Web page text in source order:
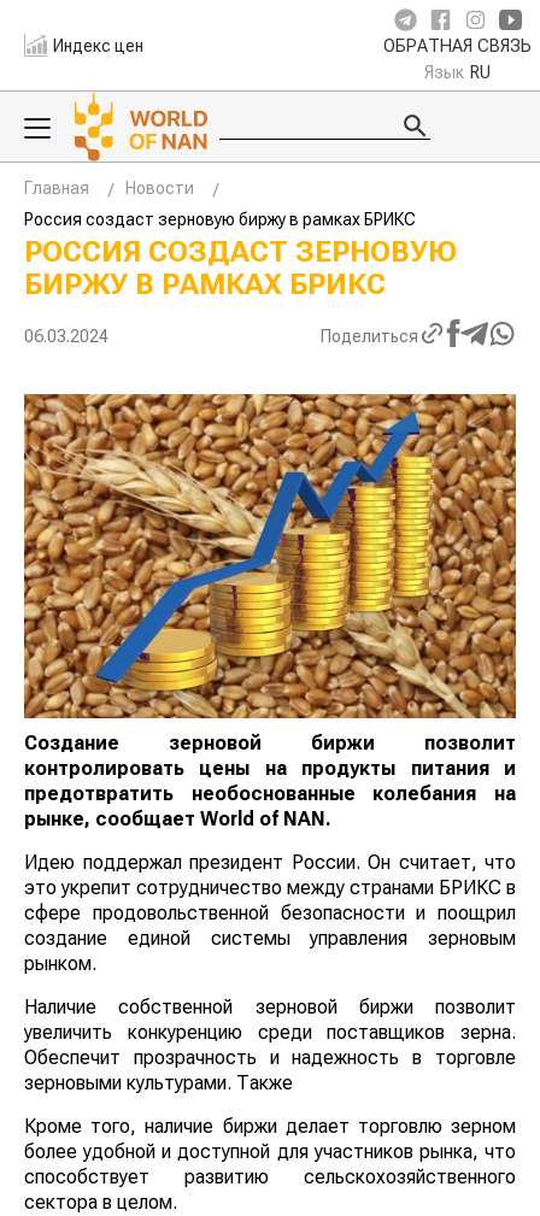
Индекс цен ОБРАТНАЯ СВЯЗЬ
Язык RU
Главная
Новости
Россия создаст зерновую биржу в рамках БРИКС
РОССИЯ СОЗДАСТ ЗЕРНОВУЮ
БИРЖУ В РАМКАХ БРИКС
06.03.2024 Поделиться
Создание зерновой биржи позволит
контролировать цены на продукты питания и
предотвратить необоснованные колебания на
рынке, сообщает World of NAN .
Идею поддержал президент России. Он считает, что
это укрепит сотрудничество между странами БРИКС в
сфере продовольственной безопасности и поощрил
создание единой системы управления зерновым
рынком.
Наличие собственной зерновой биржи позволит
увеличить конкуренцию среди поставщиков зерна.
Обеспечит прозрачность и надежность в торговле
зерновыми культурами. Также
Кроме того, наличие биржи делает торговлю зерном
более удобной и доступной для участников рынка, что
способствует развитию сельскохозяйственного
сектора в целом.